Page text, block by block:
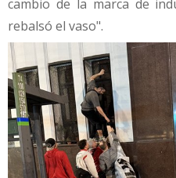
cambio de la marca de
rebalsó el vaso".